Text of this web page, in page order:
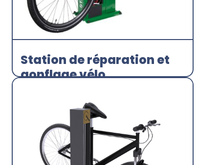
Velogalaxie
Découvrir
Station de réparation et
gonflage vélo
Découvrir